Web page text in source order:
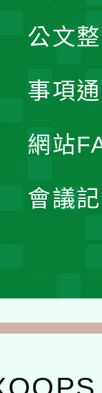
公文
事項
網站
會議